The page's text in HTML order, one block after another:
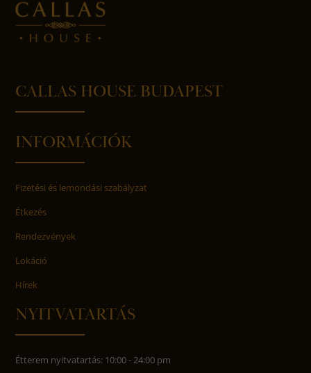
CALLAS HOUSE BUDAPEST
INFORMÁCIÓK
Fizetési és lemondási szabályzat
Étkezés
Rendezvények
Lokáció
Hírek
NYITVATARTÁS
Étterem nyitvatartás: 10:00 - 24:00 pm